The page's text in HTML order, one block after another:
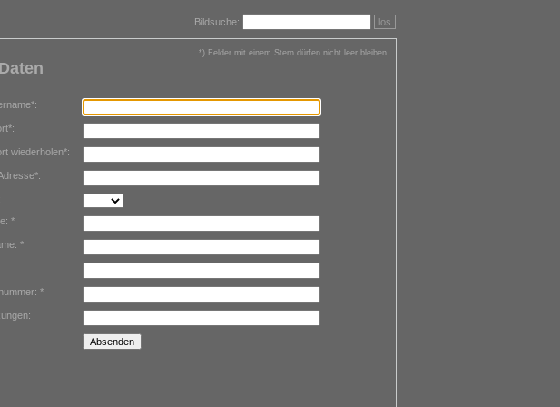
Bildsuche: los
*) Felder mit einem Stern dürfen nicht leer bleiben
wiederholen*:
*
*
*